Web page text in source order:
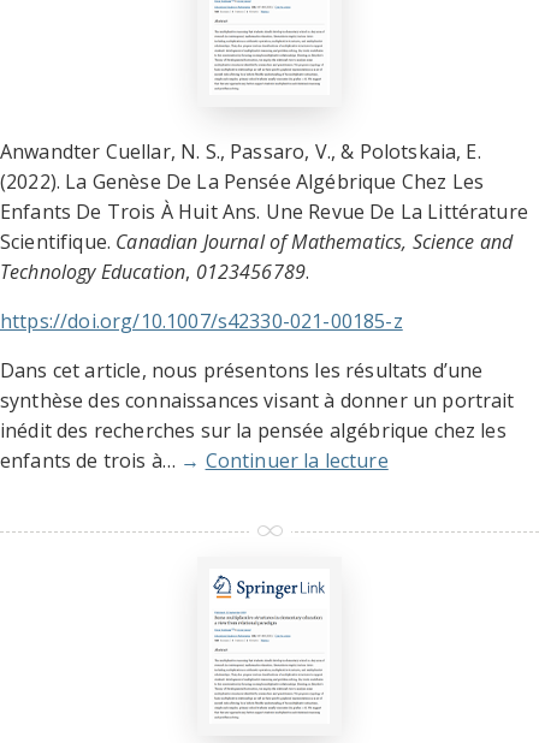
Anwandter Cuellar, N. S., Passaro, V., & Polotskaia, E.
(2022). La Genèse De La Pensée Algébrique Chez Les
Enfants De Trois À Huit Ans. Une Revue De La Littérature
Scientifique. Canadian Journal of Mathematics, Science and
Technology Education, 0123456789.
https://doi.org/10.1007/s42330-021-00185-z
Dans cet article, nous présentons les résultats d’une
synthèse des connaissances visant à donner un portrait
inédit des recherches sur la pensée algébrique chez les
enfants de trois à… → Continuer la lecture